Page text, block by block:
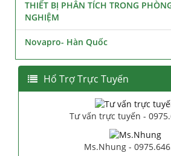
THIẾT BỊ PHÂN TÍCH TRONG
NGHIỆM
Novapro- Hàn Quốc
Hổ Trợ Trực Tuyến
Tư vấn trực tuyến -
Ms.Nhung -